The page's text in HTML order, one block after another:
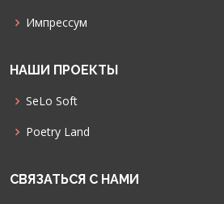
Импрессум
НАШИ ПРОЕКТЫ
SeLo Soft
Poetry Land
СВЯЗАТЬСЯ С НАМИ